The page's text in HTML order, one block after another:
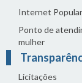
Internet Popular
Ponto de
mulher
Licitações